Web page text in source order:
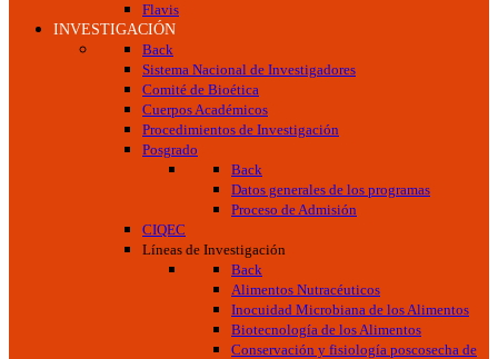
Flavis
INVESTIGACIÓN
Back
Sistema Nacional de Investigadores
Comité de Bioética
Cuerpos Académicos
Procedimientos de Investigación
Posgrado
Back
Datos generales de los programas
Proceso de Admisión
CIQEC
Líneas de Investigación
Back
Alimentos Nutracéuticos
Inocuidad Microbiana de los Alimentos
Biotecnología de los Alimentos
Conservación y fisiología poscosecha de